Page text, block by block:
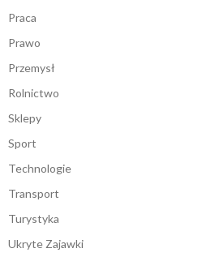
Praca
Prawo
Przemysł
Rolnictwo
Sklepy
Sport
Technologie
Transport
Turystyka
Ukryte Zajawki